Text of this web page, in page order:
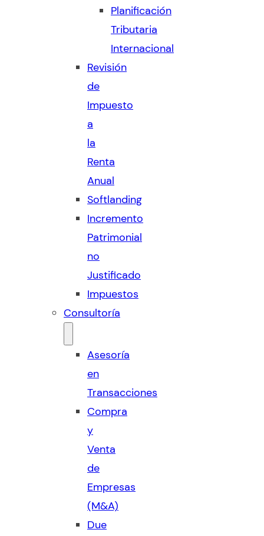
Planificación
Tributaria
Internacional
Revisión
de
Impuesto
a
la
Renta
Anual
Softlanding
Incremento
Patrimonial
no
Justificado
Impuestos
Consultoría
Asesoría
en
Transacciones
Compra
y
Venta
de
Empresas
(M&A)
Due